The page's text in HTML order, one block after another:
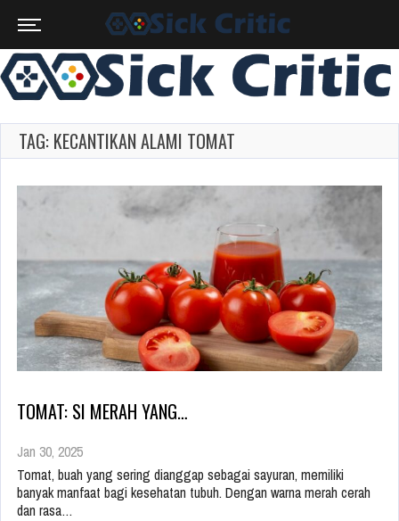
TAG: KECANTIKAN ALAMI TOMAT
TOMAT: SI MERAH YANG…
Jan 30, 2025
Tomat, buah yang sering dianggap sebagai sayuran, memiliki
banyak manfaat bagi kesehatan tubuh. Dengan warna merah cerah
dan rasa…